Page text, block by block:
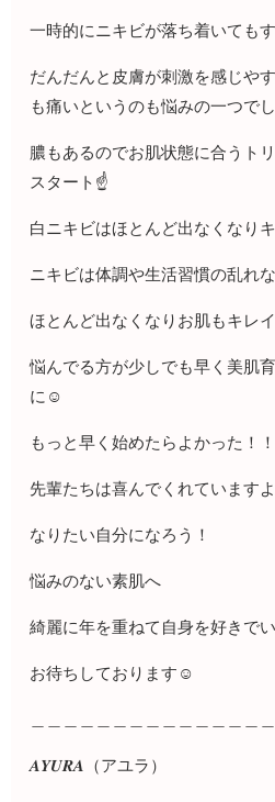
一時的にニキビが落ち着いても
だんだんと皮膚が刺激を感じや
も痛いというのも悩みの一つでし
膿もあるのでお肌状態に合うト
スタート☝️
白ニキビはほとんど出なくなり
ニキビは体調や生活習慣の乱れ
ほとんど出なくなりお肌もキレ
悩んでる方が少しでも早く美肌
に☺︎
もっと早く始めたらよかった！
先輩たちは喜んでくれています
なりたい自分になろう！
悩みのない素肌へ
綺麗に年を重ねて自身を好きでい
お待ちしております☺️
𝑨𝒀𝑼𝑹𝑨（アユラ）